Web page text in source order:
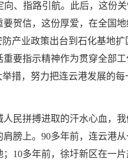
、指路引航。此后，这份
贺信，这份厚爱，在全国
产业政策出台到石化基地
要指示精神作为贯穿全部
措，努力把连云港发展的
民拼搏进取的汗水心血，
膀上。90多年前，连云港
10多年前，徐圩新区在一